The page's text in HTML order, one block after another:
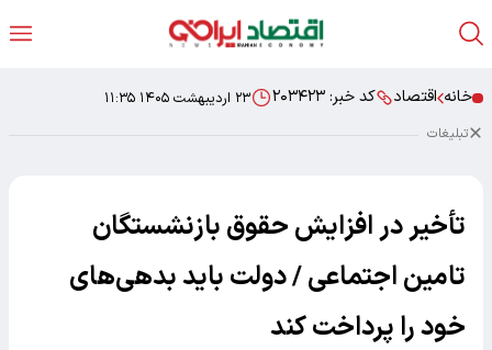
خانه اقتصاد کد خبر: ۲۰۳۴۲۳ ۲۳ اردیبهشت ۱۴۰۵ ۱۱:۳۵
تبلیغات
تأخیر در افزایش حقوق بازنشستگان
تامین اجتماعی / دولت باید بدهی‌های
خود را پرداخت کند